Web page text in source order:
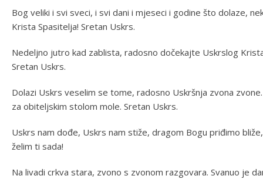
Bog veliki i svi sveci, i svi dani i mjeseci i godine što dolaze,
Krista Spasitelja! Sretan Uskrs.
Nedeljno jutro kad zablista, radosno dočekajte Uskrslog
Sretan Uskrs.
Dolazi Uskrs veselim se tome, radosno Uskršnja zvona
za obiteljskim stolom mole. Sretan Uskrs.
Uskrs nam dođe, Uskrs nam stiže, dragom Bogu priđimo
želim ti sada!
Na livadi crkva stara, zvono s zvonom razgovara. Svanuo je